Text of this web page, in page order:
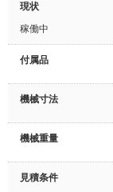
現状
稼働中
付属品
機械寸法
機械重量
見積条件